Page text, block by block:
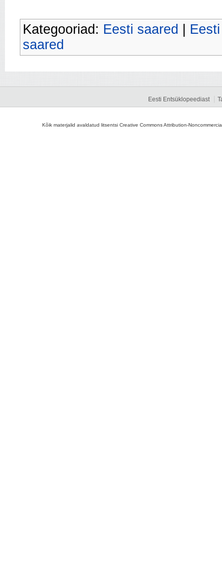
Kategooriad: Eesti saared
saared
Eesti Entsüklopeediast
Kõik materjalid avaldatud litsentsi Creative Commons Attribution-